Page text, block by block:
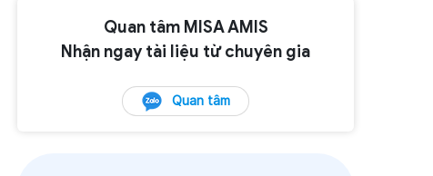
Quan tâm MISA AMIS
Nhận ngay tài liệu từ chuyên gia
Quan tâm